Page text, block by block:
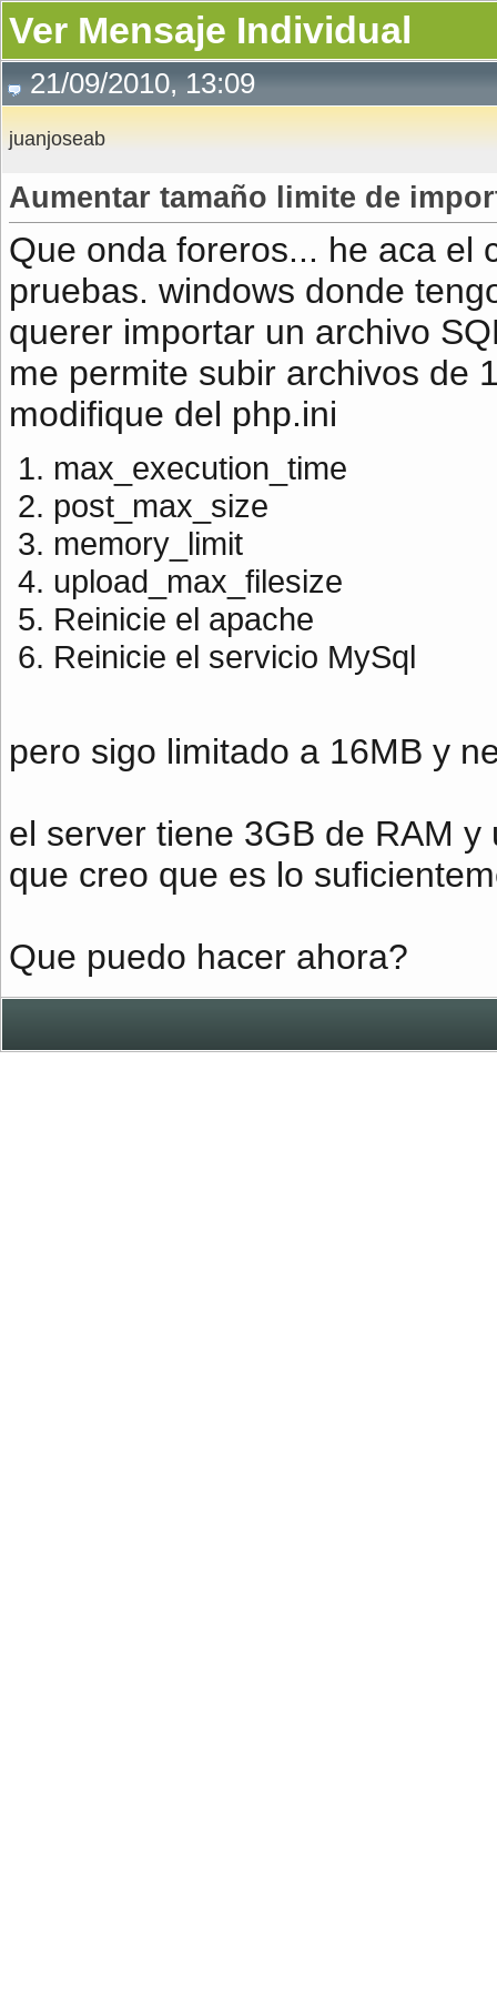
Ver Mensaje Individual
21/09/2010, 13:09
juanjoseab
Aumentar tamaño limite de
Que onda foreros... he aca el
pruebas. windows donde
querer importar un archivo
me permite subir archivos de
modifique del php.ini
max_execution_time
post_max_size
memory_limit
upload_max_filesize
Reinicie el apache
Reinicie el servicio MySql
pero sigo limitado a 16MB y
el server tiene 3GB de RAM
que creo que es lo
Que puedo hacer ahora?